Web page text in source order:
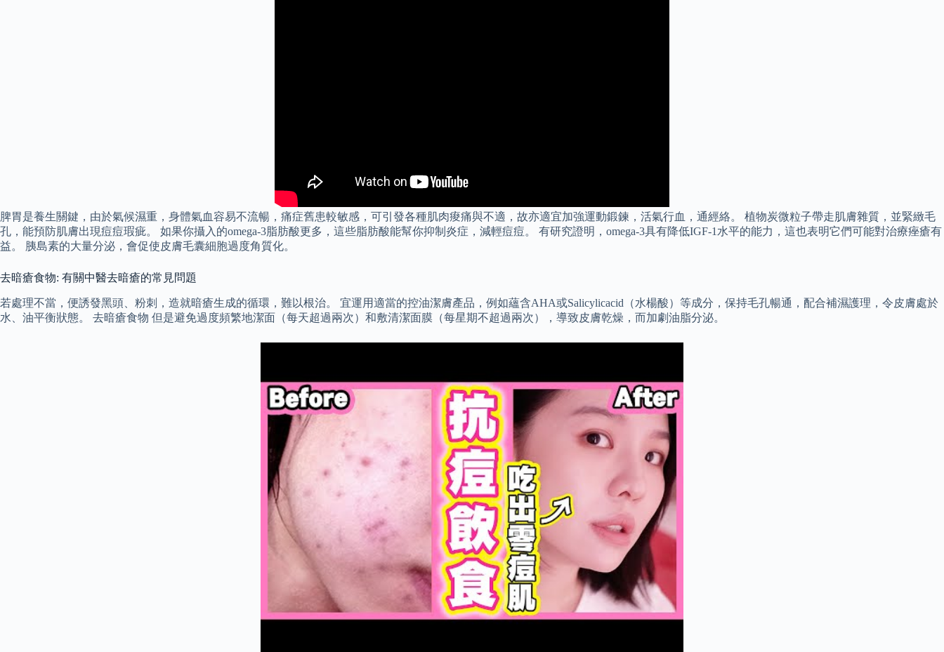
脾胃是養生關鍵，由於氣候濕重，身體氣血容易不流暢，痛症舊患較敏感，可引發各種肌肉痠痛與不適，故亦適宜加強運動鍛鍊，活氣行血，通經絡。 植物炭微粒子帶走肌膚雜質，並緊緻毛
孔，能預防肌膚出現痘痘瑕疵。 如果你攝入的omega-3脂肪酸更多，這些脂肪酸能幫你抑制炎症，減輕痘痘。 有研究證明，omega-3具有降低IGF-1水平的能力，這也表明它們可能對治療痤瘡有
益。 胰島素的大量分泌，會促使皮膚毛囊細胞過度角質化。
去暗瘡食物: 有關中醫去暗瘡的常見問題
若處理不當，便誘發黑頭、粉刺，造就暗瘡生成的循環，難以根治。 宜運用適當的控油潔膚產品，例如蘊含AHA或Salicylicacid（水楊酸）等成分，保持毛孔暢通，配合補濕護理，令皮膚處於
水、油平衡狀態。 去暗瘡食物 但是避免過度頻繁地潔面（每天超過兩次）和敷清潔面膜（每星期不超過兩次），導致皮膚乾燥，而加劇油脂分泌。